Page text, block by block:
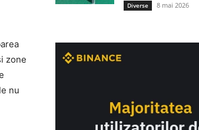
zone
nu
Diverse 8 mai 2026